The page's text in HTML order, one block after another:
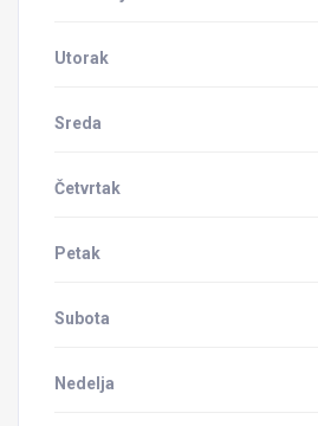
Utorak
Sreda
Četvrtak
Petak
Subota
Nedelja